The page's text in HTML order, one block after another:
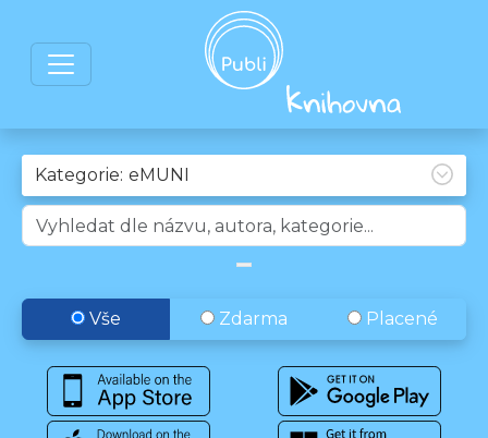
Kategorie:
Vše Zdarma Placené